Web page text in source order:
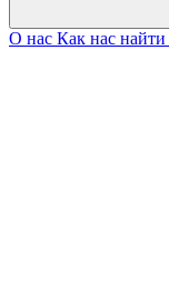
О нас Как нас найти